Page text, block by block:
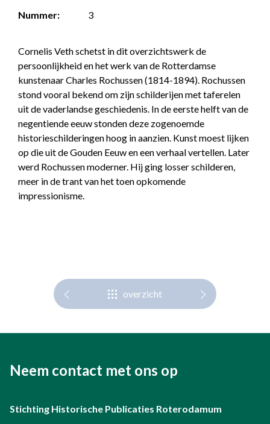
Nummer:
3
Cornelis Veth schetst in dit overzichtswerk de
persoonlijkheid en het werk van de Rotterdamse
kunstenaar Charles Rochussen (1814-1894). Rochussen
stond vooral bekend om zijn schilderijen met taferelen
uit de vaderlandse geschiedenis. In de eerste helft van de
negentiende eeuw stonden deze zogenoemde
historieschilderingen hoog in aanzien. Kunst moest lijken
op die uit de Gouden Eeuw en een verhaal vertellen. Later
werd Rochussen moderner. Hij ging losser schilderen,
meer in de trant van het toen opkomende
impressionisme.
overzicht
Neem contact met ons op
Stichting Historische Publicaties Roterodamum